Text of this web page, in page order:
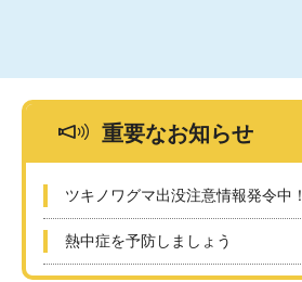
重要なお知らせ
ツキノワグマ出没注意情報発令中！
熱中症を予防しましょう